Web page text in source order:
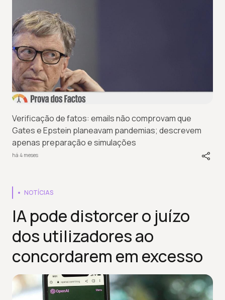
Verificação de fatos: emails não comprovam que
Gates e Epstein planeavam pandemias; descrevem
apenas preparação e simulações
há 4 meses
NOTÍCIAS
IA pode distorcer o juízo
dos utilizadores ao
concordarem em excesso